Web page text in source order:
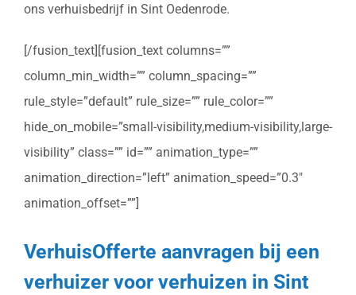
ons verhuisbedrijf in Sint Oedenrode.
[/fusion_text][fusion_text columns=””
column_min_width=”” column_spacing=””
rule_style=”default” rule_size=”” rule_color=””
hide_on_mobile=”small-visibility,medium-visibility,large-
visibility” class=”” id=”” animation_type=””
animation_direction=”left” animation_speed=”0.3″
animation_offset=””]
VerhuisOfferte aanvragen bij een
verhuizer voor verhuizen in Sint